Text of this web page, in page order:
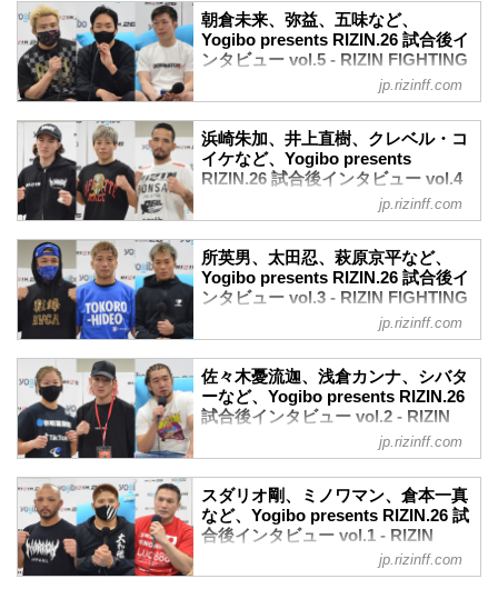
12月31日（木）さいたまスーパーアリー
ナにて開催された、Yogibo presents
RIZIN.26出場選手たちの試合後インタビ
ューを公開！
堀口恭司「Bellatorのベルトもしっかり獲
Yogibo presents RIZIN.26 堀口恭司 試合
後インタビュー
youtu.be
——試合後の率直な感想をお聞かせくだ
さい。
前回、海くんとやった時にKO負けして親
がすごい泣いちゃって、まだ親の顔は今
回見てないすけど、笑顔に出来たなかっ
ていうのですごい嬉しく思ってま...
朝倉未来、弥益、五味など、
Yogibo presents RIZIN.26 試合後イ
ンタビュー vol.5 - RIZIN FIGHTING
FEDERATION オフィシャルサイト
ナにて開催された、Yogibo presents
RIZIN.26出場選手たちの試合後インタビ
ューを公開！
入れ、世界で戦う選手になりたい」
Yogibo presents RIZIN.26 朝倉未来 試合
後インタビュー
youtu.be
——試合後の率直な感想をお聞かせくだ
安心したって感じですね。
——対戦を終えて、相手の印象は違いま
したか。
いや強かったですよ、やっぱり。国内の
フェザー級のトップ戦線に...
jp.rizinff.com
浜崎朱加、井上直樹、クレベル・コ
イケなど、Yogibo presents
RIZIN.26 試合後インタビュー vol.4
- RIZIN FIGHTING FEDERATION
オフィシャルサイト
12月31日（木）さいたまスーパーアリー
ナにて開催された、Yogibo presents
RIZIN.26出場選手たちの試合後インタビ
ューを公開！
浜崎朱加「しっかり勝ち続けることによ
Yogibo presents RIZIN.26 浜崎朱加 試合
後インタビュー
youtu.be
——試合後の率直な感想をお聞かせくだ
さい。
ベルト懸かった試合でしっかり勝てたと
いうのは一つ自信に繋がったと思いま
す。
——今回また浜崎選手の元にベルトが戻
って来たと思うんですけど...
jp.rizinff.com
所英男、太田忍、萩原京平など、
Yogibo presents RIZIN.26 試合後イ
ンタビュー vol.3 - RIZIN FIGHTING
FEDERATION オフィシャルサイト
ナにて開催された、Yogibo presents
RIZIN.26出場選手たちの試合後インタビ
ューを公開！
いた。こっちの準備していたものの方が
強かった」
Yogibo presents RIZIN.26 萩原京平 試合
後インタビュー
youtu.be
——試合後の率直な感想をお聞かせくだ
さい。
jp.rizinff.com
佐々木憂流迦、浅倉カンナ、シバタ
ーなど、Yogibo presents RIZIN.26
試合後インタビュー vol.2 - RIZIN
FIGHTING FEDERATION オフィシ
ャルサイト
12月31日（木）さいたまスーパーアリー
ナにて開催された、Yogibo presents
RIZIN.26出場選手たちの試合後インタビ
ューを公開！
佐々木憂流迦「勝って周りを見た時に
jp.rizinff.com
スダリオ剛、ミノワマン、倉本一真
など、Yogibo presents RIZIN.26 試
合後インタビュー vol.1 - RIZIN
FIGHTING FEDERATION オフィシ
ャルサイト
jp.rizinff.com